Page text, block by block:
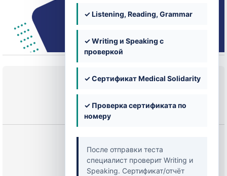
✓ Listening, Reading, Grammar
✓ Writing и Speaking с
проверкой
✓ Сертификат Medical Solidarity
✓ Проверка сертификата по
номеру
После отправки теста
специалист проверит Writing и
Speaking. Сертификат/отчёт
Текущее состояние
НЕ ЗАПИСАН
250,00 $